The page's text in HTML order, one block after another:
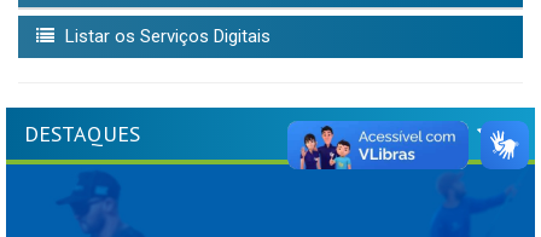
Listar os Serviços Digitais
DESTAQUES